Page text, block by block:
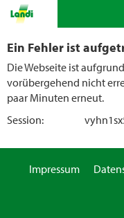
Ein Fehler ist
Die Webseite ist
vorübergehend nicht
paar Minuten erneut.
Session:
Impressum